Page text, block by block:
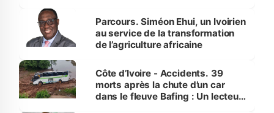
Parcours. Siméon Ehui, un Ivoirien
au service de la transformation
de l’agriculture africaine
Côte d’Ivoire - Accidents. 39
morts après la chute d’un car
dans le fleuve Bafing : Un lecteur